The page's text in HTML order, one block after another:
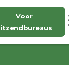
Voor